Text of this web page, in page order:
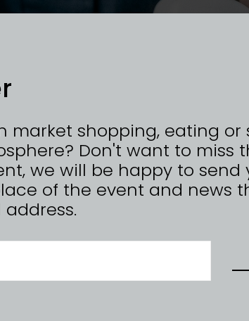
market shopping, eating or
Don't want to miss
we will be happy to send
of the event and news